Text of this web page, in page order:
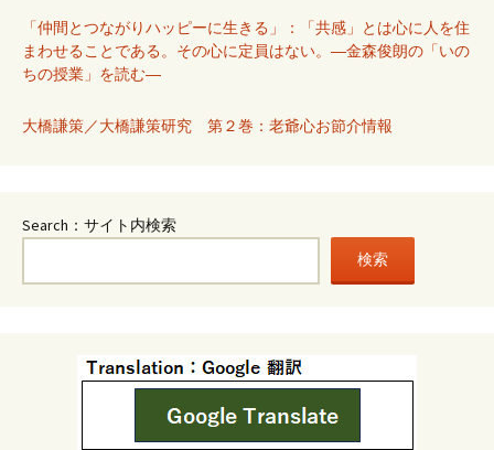
「仲間とつながりハッピーに生きる」：「共感」とは心に人を住
まわせることである。その心に定員はない。―金森俊朗の「いの
ちの授業」を読む―
大橋謙策／大橋謙策研究 第２巻：老爺心お節介情報
Search：サイト内検索
検索